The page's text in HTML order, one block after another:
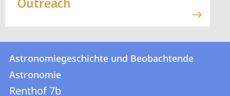
Kontakt
und
Kontaktinformationen
Astronomiegeschichte
und
Astronomiegeschichte und Beobachtende
Astronomie
Renthof 7b